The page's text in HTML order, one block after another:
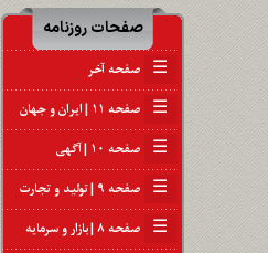
صفحات روزنامه
☰ صفحه آخر
☰ صفحه ۱۱ | ایران و جهان
☰ صفحه ۱۰ | آگهی
☰ صفحه ۹ | تولید و تجارت
☰ صفحه ۸ | بازار و سرمایه